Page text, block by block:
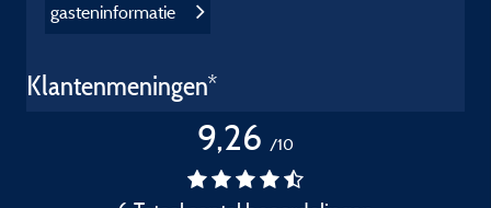
gasteninformatie
Klantenmeningen*
9,26 /10